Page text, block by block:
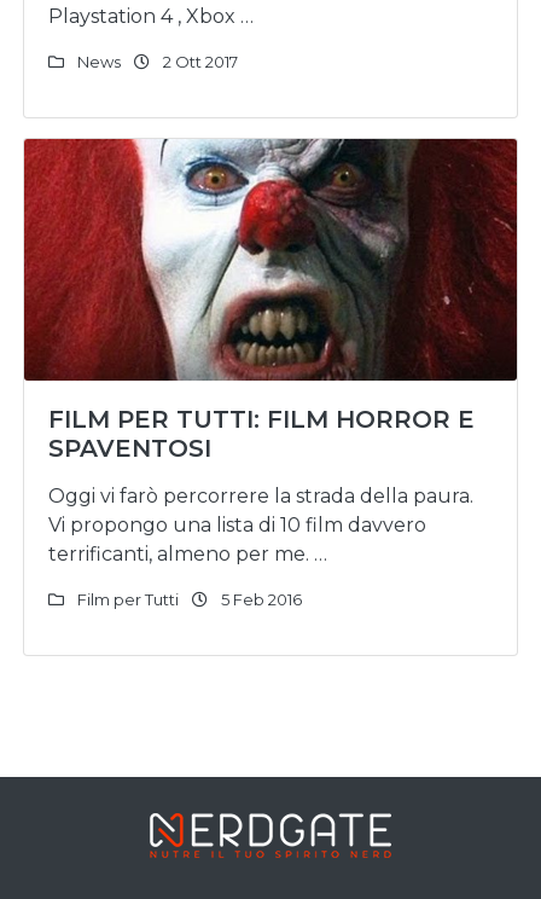
Playstation 4 , Xbox …
News 2 Ott 2017
FILM PER TUTTI: FILM HORROR E
SPAVENTOSI
Oggi vi farò percorrere la strada della paura.
Vi propongo una lista di 10 film davvero
terrificanti, almeno per me. …
Film per Tutti 5 Feb 2016